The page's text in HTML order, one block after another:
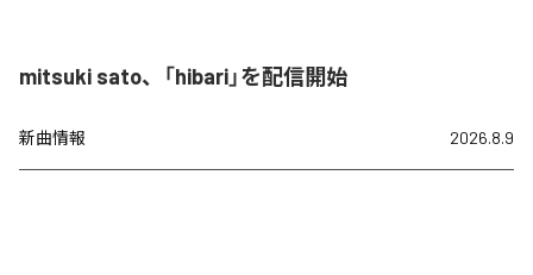
mitsuki sato、「hibari」を配信開始
新曲情報 2026.8.9